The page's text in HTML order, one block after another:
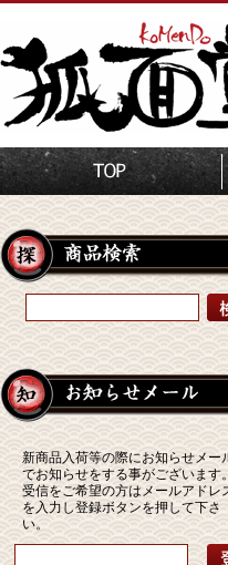
新商品入荷等の際にお知らせメー
でお知らせをする事がございます。
受信をご希望の方はメールアドレ
を入力し登録ボタンを押して下さ
い。